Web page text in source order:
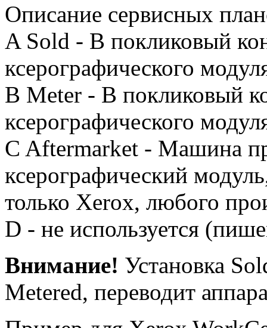
Описание сервисных
A Sold - В покликовый
ксерографического
B Meter - В покликовый
ксерографического
C Aftermarket - Машина
ксерографический
только Xerox, любого
D - не используется
Внимание! Установка
Metered, переводит